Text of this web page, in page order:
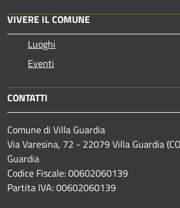
VIVERE IL COMUNE
Luoghi
Eventi
CONTATTI
Comune di Villa Guardia
Via Varesina, 72 - 22079 Villa Guardia
Guardia
Codice Fiscale: 00602060139
Partita IVA: 00602060139